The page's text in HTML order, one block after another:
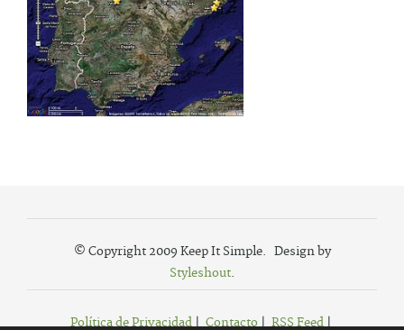
© Copyright 2009 Keep It Simple. Design by
Styleshout.
Política de Privacidad| Contacto| RSS Feed|